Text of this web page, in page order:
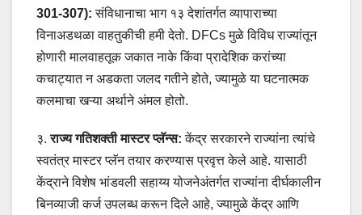
301-307): संविधानाचा भाग १३ देशांतर्गत व्यापाराच्या
विनाअडथळा वाहतुकीची हमी देतो. DFCs मुळे विविध राज्यांतून
होणारी मालवाहतूक जकात नाके किंवा प्रादेशिक करांच्या
कचाट्यात न अडकता जलद गतीने होते, ज्यामुळे या घटनात्मक
कलमाचा खऱ्या अर्थाने अंमल होतो.
३.राज्य गतिशक्ती मास्टर प्लॅन्स: केंद्र सरकारने राज्यांना त्यांचे
स्वतंत्र मास्टर प्लॅन तयार करण्यास प्रवृत्त केले आहे. यासाठी
केंद्राने विशेष भांडवली सहाय्य योजनेअंतर्गत राज्यांना दीर्घकालीन
बिनव्याजी कर्ज उपलब्ध करून दिले आहे, ज्यामुळे केंद्र आणि